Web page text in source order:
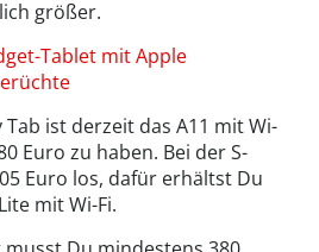
größer.
Tablet mit Apple
Tab ist derzeit das A11 mit Wi-
Euro zu haben. Bei der S-
Euro los, dafür erhältst Du
mit Wi-Fi.